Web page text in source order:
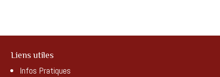
Liens utiles
Infos Pratiques